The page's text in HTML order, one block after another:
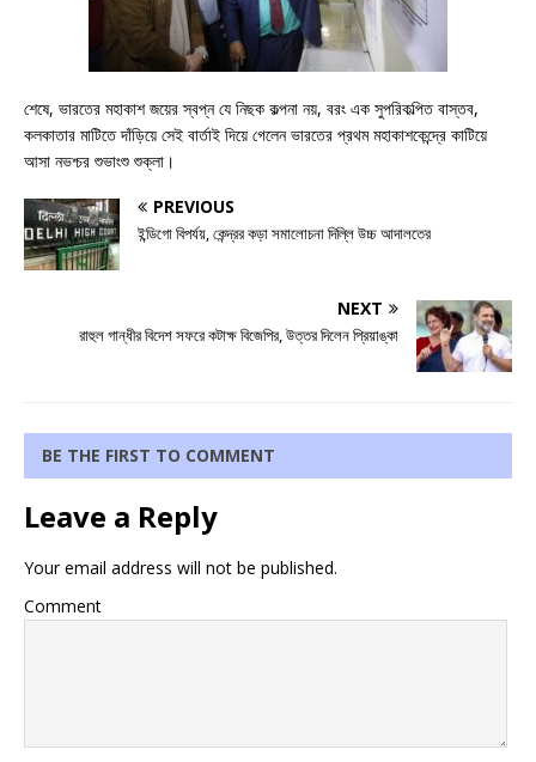
শেষে, ভারতের মহাকাশ জয়ের স্বপ্ন যে নিছক কল্পনা নয়, বরং এক সুপরিকল্পিত বাস্তব,
কলকাতার মাটিতে দাঁড়িয়ে সেই বার্তাই দিয়ে গেলেন ভারতের প্রথম মহাকাশকেন্দ্রে কাটিয়ে
আসা নভশ্চর শুভাংশু শুক্লা।
PREVIOUS
ইন্ডিগো বিপর্যয়, কেন্দ্রর কড়া সমালোচনা দিল্লি উচ্চ আদালতের
NEXT
রাহুল গান্ধীর বিদেশ সফরে কটাক্ষ বিজেপির, উত্তর দিলেন প্রিয়াঙ্কা
BE THE FIRST TO COMMENT
Leave a Reply
Your email address will not be published.
Comment